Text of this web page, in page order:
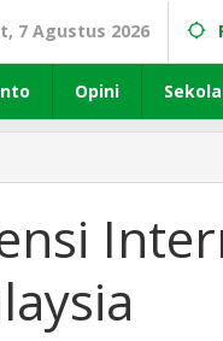
7 Agustus 2026
Opini